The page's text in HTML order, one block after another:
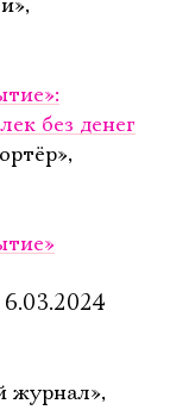
без денег
6.03.2024
журнал»,